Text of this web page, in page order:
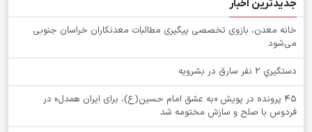
جدیدترین اخبار
خانه معدن، بازوی تخصصی پیگیری مطالبات معدنکاران خراسان جنوبی
می‌شود
دستگيري 2 نفر سارق در بشرويه
۴۵ پرونده در پویش «به عشق امام حسین(ع)، برای ایران همدل» در
فردوس با صلح و سازش مختومه شد